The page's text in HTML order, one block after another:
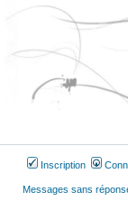
Inscription
Messages sans